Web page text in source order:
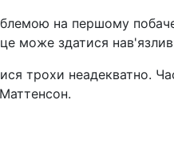
на першому
може здатися
трохи неадекватно.